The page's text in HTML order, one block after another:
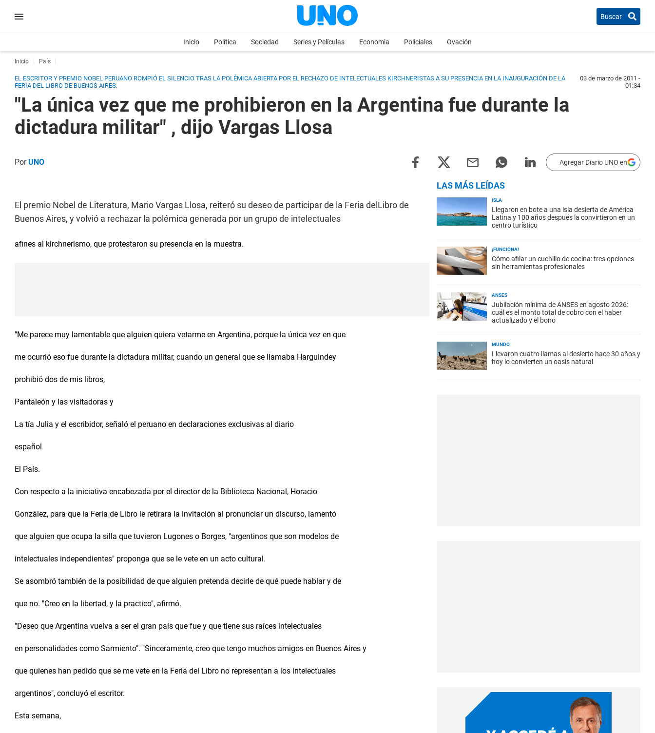
Buscar
Inicio Política Sociedad Series y Películas Economia Policiales Ovación
Inicio País
EL ESCRITOR Y PREMIO NOBEL PERUANO ROMPIÓ EL SILENCIO TRAS LA POLÉMICA ABIERTA POR EL RECHAZO DE INTELECTUALES KIRCHNERISTAS A SU PRESENCIA EN LA INAUGURACIÓN DE LA
FERIA DEL LIBRO DE BUENOS AIRES.
03 de marzo de 2011 -
01:34
"La única vez que me prohibieron en la Argentina fue durante la
dictadura militar" , dijo Vargas Llosa
PorUNO Agregar Diario UNO en
El premio Nobel de Literatura, Mario Vargas Llosa, reiteró su deseo de participar de la Feria delLibro de
Buenos Aires, y volvió a rechazar la polémica generada por un grupo de intelectuales
afines al kirchnerismo, que protestaron su presencia en la muestra.
"Me parece muy lamentable que alguien quiera vetarme en Argentina, porque la única vez en que
me ocurrió eso fue durante la dictadura militar, cuando un general que se llamaba Harguindey
prohibió dos de mis libros,
Pantaleón y las visitadoras y
La tía Julia y el escribidor, señaló el peruano en declaraciones exclusivas al diario
español
El País.
Con respecto a la iniciativa encabezada por el director de la Biblioteca Nacional, Horacio
González, para que la Feria de Libro le retirara la invitación al pronunciar un discurso, lamentó
que alguien que ocupa la silla que tuvieron Lugones o Borges, "argentinos que son modelos de
intelectuales independientes" proponga que se le vete en un acto cultural.
Se asombró también de la posibilidad de que alguien pretenda decirle de qué puede hablar y de
que no. "Creo en la libertad, y la practico", afirmó.
"Deseo que Argentina vuelva a ser el gran país que fue y que tiene sus raíces intelectuales
en personalidades como Sarmiento". "Sinceramente, creo que tengo muchos amigos en Buenos Aires y
que quienes han pedido que se me vete en la Feria del Libro no representan a los intelectuales
argentinos", concluyó el escritor.
Esta semana,
LAS MÁS LEÍDAS
ISLA
Llegaron en bote a una isla desierta de América
Latina y 100 años después la convirtieron en un
centro turístico
¡FUNCIONA!
Cómo afilar un cuchillo de cocina: tres opciones
sin herramientas profesionales
ANSES
Jubilación mínima de ANSES en agosto 2026:
cuál es el monto total de cobro con el haber
actualizado y el bono
MUNDO
Llevaron cuatro llamas al desierto hace 30 años y
hoy lo convierten un oasis natural